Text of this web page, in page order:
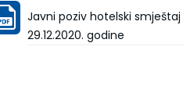
Javni poziv hotelski
29.12.2020. godine